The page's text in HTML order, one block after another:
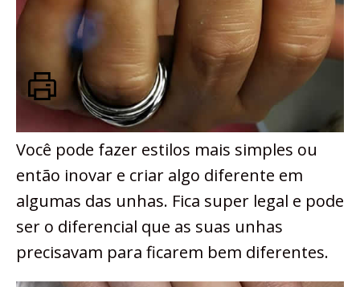
Você pode fazer estilos mais simples ou
então inovar e criar algo diferente em
algumas das unhas. Fica super legal e pode
ser o diferencial que as suas unhas
precisavam para ficarem bem diferentes.